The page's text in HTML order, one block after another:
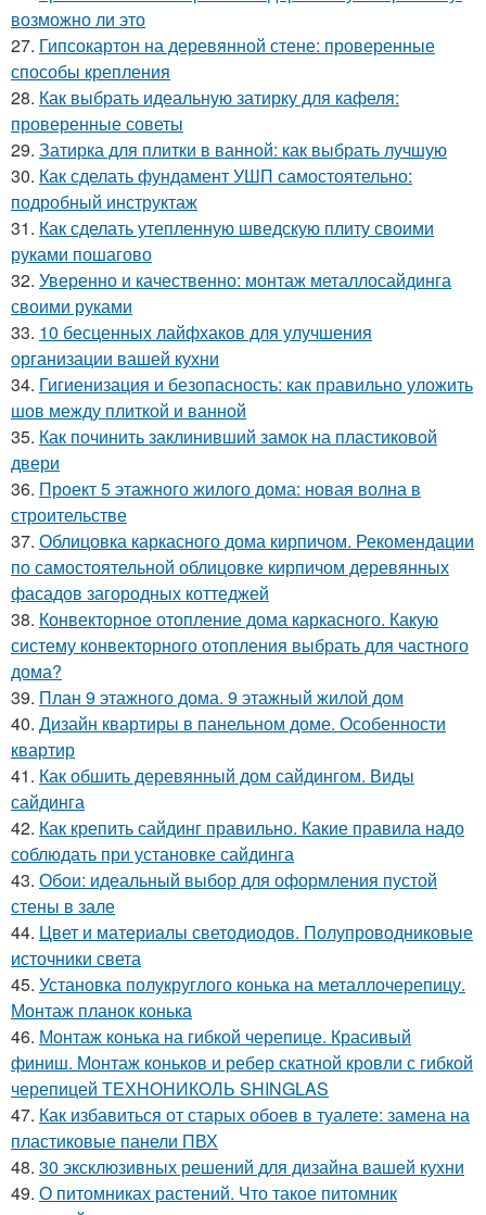
возможно ли это
27. Гипсокартон на деревянной стене: проверенные
способы крепления
28. Как выбрать идеальную затирку для кафеля:
проверенные советы
29. Затирка для плитки в ванной: как выбрать лучшую
30. Как сделать фундамент УШП самостоятельно:
подробный инструктаж
31. Как сделать утепленную шведскую плиту своими
руками пошагово
32. Уверенно и качественно: монтаж металлосайдинга
своими руками
33. 10 бесценных лайфхаков для улучшения
организации вашей кухни
34. Гигиенизация и безопасность: как правильно уложить
шов между плиткой и ванной
35. Как починить заклинивший замок на пластиковой
двери
36. Проект 5 этажного жилого дома: новая волна в
строительстве
37. Облицовка каркасного дома кирпичом. Рекомендации
по самостоятельной облицовке кирпичом деревянных
фасадов загородных коттеджей
38. Конвекторное отопление дома каркасного. Какую
систему конвекторного отопления выбрать для частного
дома?
39. План 9 этажного дома. 9 этажный жилой дом
40. Дизайн квартиры в панельном доме. Особенности
квартир
41. Как обшить деревянный дом сайдингом. Виды
сайдинга
42. Как крепить сайдинг правильно. Какие правила надо
соблюдать при установке сайдинга
43. Обои: идеальный выбор для оформления пустой
стены в зале
44. Цвет и материалы светодиодов. Полупроводниковые
источники света
45. Установка полукруглого конька на металлочерепицу.
Монтаж планок конька
46. Монтаж конька на гибкой черепице. Красивый
финиш. Монтаж коньков и ребер скатной кровли с гибкой
черепицей ТЕХНОНИКОЛЬ SHINGLAS
47. Как избавиться от старых обоев в туалете: замена на
пластиковые панели ПВХ
48. 30 эксклюзивных решений для дизайна вашей кухни
49. О питомниках растений. Что такое питомник